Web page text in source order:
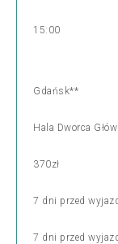
15:00
Gdańsk**
Hala Dworca
370zł
7 dni przed
7 dni przed